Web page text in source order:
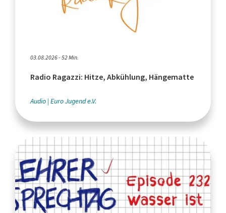
03.08.2026 - 52 Min.
Radio Ragazzi: Hitze, Abkühlung, Hängematte
Audio Euro Jugend e.V.